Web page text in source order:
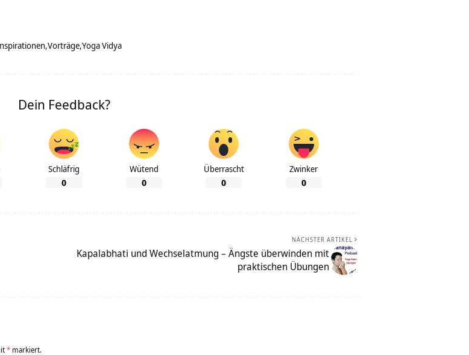
Vorträge Yoga Vidya
Dein Feedback?
Schläfrig
0
Wütend
0
Überrascht
0
Zwinker
0
NÄCHSTER ARTIKEL
Kapalabhati und Wechselatmung – Ängste überwinden mit
praktischen Übungen
* markiert.